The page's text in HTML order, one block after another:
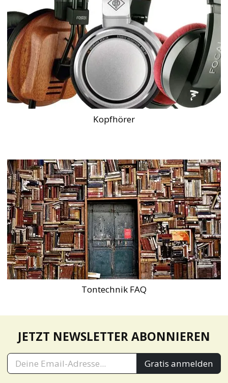
Kopfhörer
Tontechnik FAQ
JETZT NEWSLETTER ABONNIEREN
Gratis anmelden